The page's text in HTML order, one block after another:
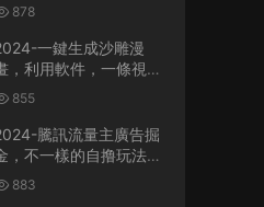
878
一鍵生成沙雕漫
，利用軟件，一條視頻
播放12W+，單日變現
1000+
855
騰訊流量主廣告掘
，不一樣的自撸玩法，
日賺500-1000+，無設備
要求
883